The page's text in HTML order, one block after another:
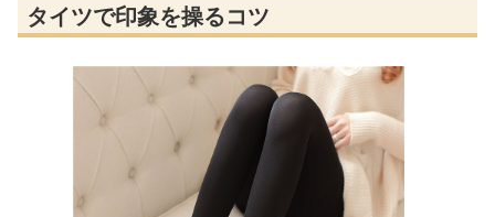
タイツで印象を操るコツ